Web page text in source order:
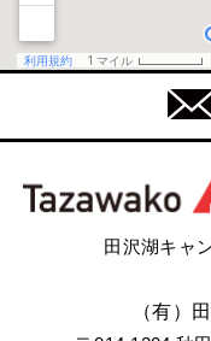
田沢湖キャ
（有）